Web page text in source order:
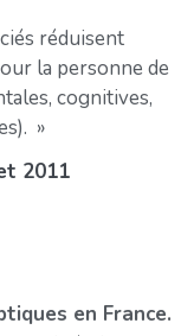
réduisent
la personne de
cognitives,
2011
en France.